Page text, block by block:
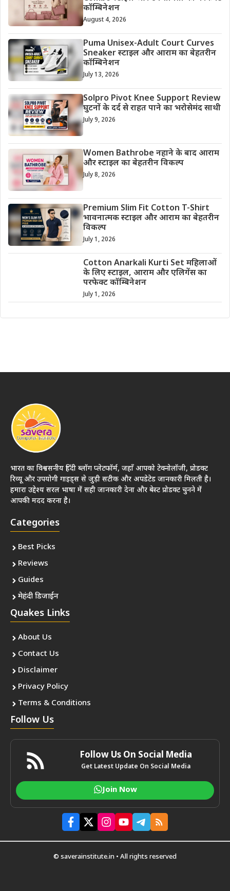
कॉम्बिनेशन
August 4, 2026
Puma Unisex-Adult Court Curves
Sneaker स्टाइल और आराम का बेहतरीन
कॉम्बिनेशन
July 13, 2026
Solpro Pivot Knee Support Review
घुटनों के दर्द से राहत पाने का भरोसेमंद साथी
July 9, 2026
Women Bathrobe नहाने के बाद आराम
और स्टाइल का बेहतरीन विकल्प
July 8, 2026
Premium Slim Fit Cotton T-Shirt
भावनात्मक स्टाइल और आराम का बेहतरीन
विकल्प
July 1, 2026
Cotton Anarkali Kurti Set महिलाओं
के लिए स्टाइल, आराम और एलिगेंस का
परफेक्ट कॉम्बिनेशन
July 1, 2026
भारत का विश्वसनीय हिंदी ब्लॉग प्लेटफॉर्म, जहाँ आपको टेक्नोलॉजी, प्रोडक्ट
रिव्यू और उपयोगी गाइड्स से जुड़ी सटीक और अपडेटेड जानकारी मिलती है।
हमारा उद्देश्य सरल भाषा में सही जानकारी देना और बेस्ट प्रोडक्ट चुनने में
आपकी मदद करना है।
Categories
Best Picks
Reviews
Guides
मेहंदी डिजाईन
Quakes Links
About Us
Contact Us
Disclaimer
Privacy Policy
Terms & Conditions
Follow Us
Follow Us On Social Media
Get Latest Update On Social Media
Join Now
© saverainstitute.in • All rights reserved